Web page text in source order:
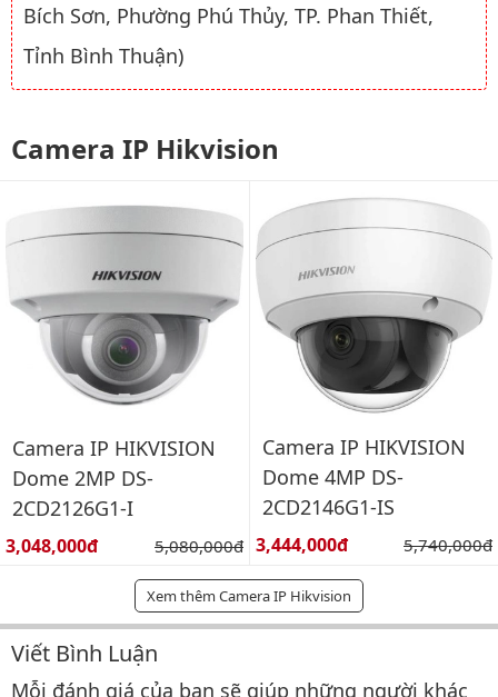
Bích Sơn, Phường Phú Thủy, TP. Phan Thiết,
Tỉnh Bình Thuận)
Camera IP Hikvision
Camera IP HIKVISION
Dome 2MP DS-
2CD2126G1-I
Giá bán:
3,048,000đ Giá gốc:
5,080,000đ
Camera IP HIKVISION
Dome 4MP DS-
2CD2146G1-IS
Giá bán:
3,444,000đ Giá gốc:
5,740,000đ
Xem thêm Camera IP Hikvision
Bình luận & Đánh giá
Viết Bình Luận
Mỗi đánh giá của bạn sẽ giúp những người khác